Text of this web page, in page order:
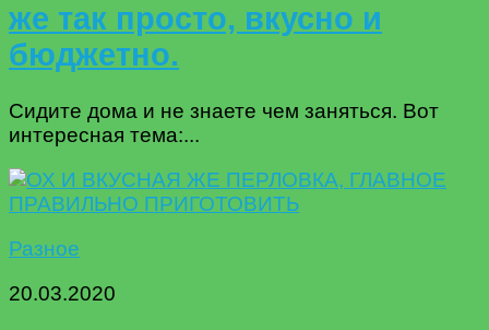
же так просто, вкусно и
бюджетно.
Сидите дома и не знаете чем заняться. Вот
интересная тема:...
Разное
20.03.2020